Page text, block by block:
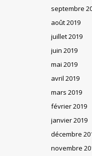
septembre
août 2019
juillet 2019
juin 2019
mai 2019
avril 2019
mars 2019
février 2019
janvier 2019
décembre
novembre